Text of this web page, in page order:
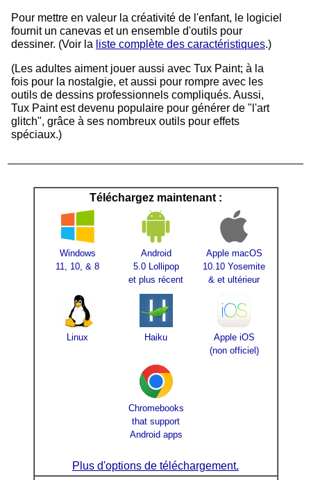
Pour mettre en valeur la créativité de l'enfant, le logiciel
fournit un canevas et un ensemble d'outils pour
dessiner. (Voir la liste complète des caractéristiques.)
(Les adultes aiment jouer aussi avec Tux Paint; à la
fois pour la nostalgie, et aussi pour rompre avec les
outils de dessins professionnels compliqués. Aussi,
Tux Paint est devenu populaire pour générer de "l'art
glitch", grâce à ses nombreux outils pour effets
spéciaux.)
Téléchargez maintenant :
Windows
11, 10, & 8
Android
5.0 Lollipop
et plus récent
Apple macOS
10.10 Yosemite
& et ultérieur
Linux Haiku
Apple iOS
(non officiel)
Chromebooks
that support
Android apps
Plus d'options de téléchargement.